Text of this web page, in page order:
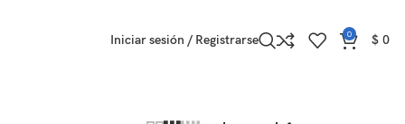
Iniciar sesión / Registrarse 0 $ 0